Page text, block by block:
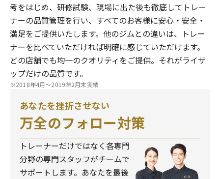
考をはじめ、研修試験、現場に出た後も徹底してトレー
ナーの品質管理を行い、すべてのお客様に安心・安全・
満足をご提供いたします。他のジムとの違いは、トレー
ナーを比べていただければ明確に感じていただけます。
どの店舗でも均一のクオリティをご提供。それがライザ
ップだけの品質です。
※2018年4月～2019年2月末実績
あなたを挫折させない
万全のフォロー対策
トレーナーだけではなく各専門
分野の専門スタッフがチームで
サポートします。あなたを最後